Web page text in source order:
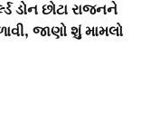
ડોન છોટા રાજનને
જાણો શું મામલો